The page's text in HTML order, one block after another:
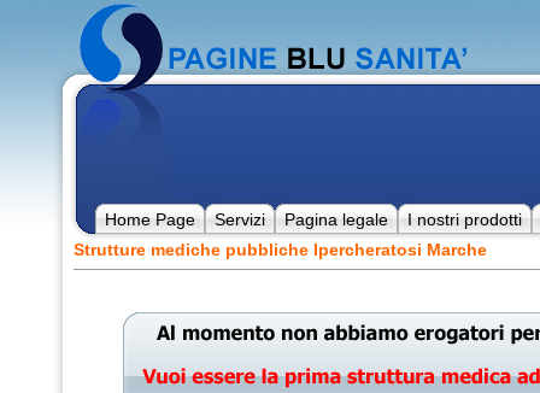
Home Page Servizi Pagina legale
I nostri prodotti
Strutture mediche pubbliche Ipercheratosi Marche